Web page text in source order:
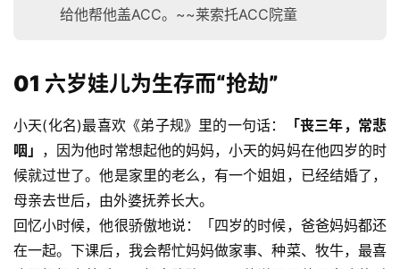
给他帮他盖ACC。~~莱索托ACC院童
01 六岁娃儿为生存而“抢劫”
小天(化名)最喜欢《弟子规》里的一句话：
「丧三年，常悲
咽」 ，因为他时常想起他的妈妈，小天的妈妈在他四岁的时
候就过世了。他是家里的老么，有一个姐姐，已经结婚了，
母亲去世后，由外婆抚养长大。
回忆小时候，他很骄傲地说：「四岁的时候，爸爸妈妈都还
在一起。下课后，我会帮忙妈妈做家事、种菜、牧牛，最喜